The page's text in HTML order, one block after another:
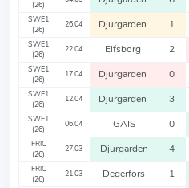
(26)
SWE1
(26)
26.04 Djurgarden 1
SWE1
(26)
22.04 Elfsborg 2
SWE1
(26)
17.04 Djurgarden 0
SWE1
(26)
12.04 Djurgarden 3
SWE1
(26)
06.04 GAIS 0
FRIC
(26)
27.03 Djurgarden 4
FRIC
(26)
21.03 Degerfors 1